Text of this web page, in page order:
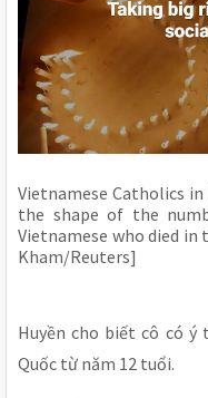
Vietnamese Catholics
the shape of the
Vietnamese who died in
Kham/Reuters]
Huyền cho biết cô có
Quốc từ năm 12 tuổi.